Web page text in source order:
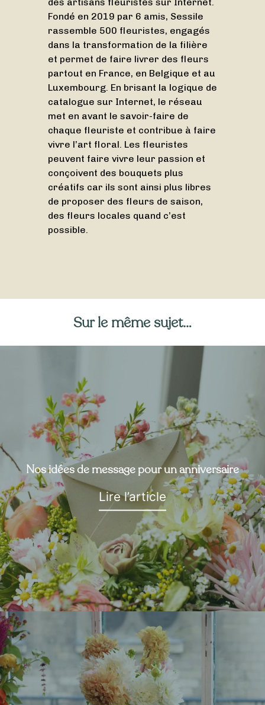
Fondé en 2019 par 6 amis, Sessile
rassemble 500 fleuristes, engagés
dans la transformation de la filière
et permet de faire livrer des fleurs
partout en France, en Belgique et au
Luxembourg. En brisant la logique de
catalogue sur Internet, le réseau
met en avant le savoir-faire de
chaque fleuriste et contribue à faire
vivre l’art floral. Les fleuristes
peuvent faire vivre leur passion et
conçoivent des bouquets plus
créatifs car ils sont ainsi plus libres
de proposer des fleurs de saison,
des fleurs locales quand c’est
possible.
Sur le même sujet…
Nos idées de message pour un anniversaire
Lire l’article